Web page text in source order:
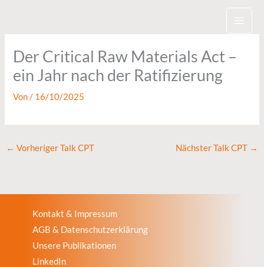
Der Critical Raw Materials Act –
ein Jahr nach der Ratifizierung
Von/ 16/10/2025
← Vorheriger Talk CPT Nächster Talk CPT →
Kontakt & Impressum
AGB & Datenschutzerklärung
Unsere Publikationen
LinkedIn